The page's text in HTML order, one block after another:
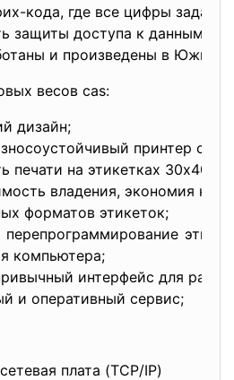
кода, где все цифры задаёт
защиты доступа к данным
и произведены в Южной
весов cas:
дизайн;
принтер со
печати на этикетках 30x40
владения, экономия на
форматов этикеток;
компьютера;
интерфейс для
и оперативный сервис;
плата (TCP/IP)